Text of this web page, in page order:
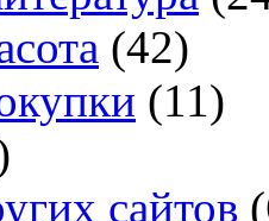
(42)
(11)
сайтов